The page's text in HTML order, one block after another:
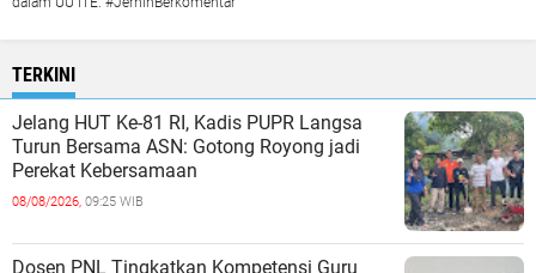
TERKINI
Jelang HUT Ke-81 RI, Kadis PUPR Langsa
Turun Bersama ASN: Gotong Royong jadi
Perekat Kebersamaan
08/08/2026, 09:25 WIB
Dosen PNL Tingkatkan Kompetensi Guru